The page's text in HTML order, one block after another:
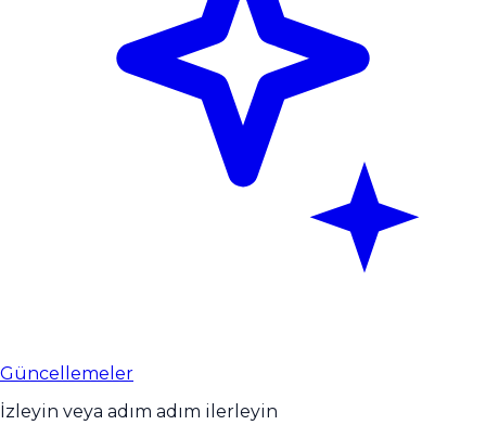
Güncellemeler
İzleyin veya adım adım ilerleyin